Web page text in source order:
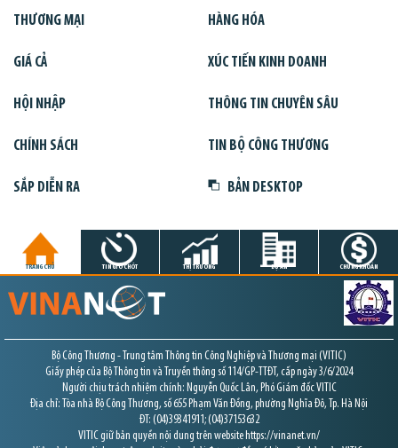
THƯƠNG MẠI HÀNG HÓA
GIÁ CẢ XÚC TIẾN KINH DOANH
HỘI NHẬP THÔNG TIN CHUYÊN SÂU
CHÍNH SÁCH TIN BỘ CÔNG THƯƠNG
SẮP DIỄN RA BẢN DESKTOP
TRANG CHỦ TIN GIỜ CHÓT THỊ TRƯỜNG DỰ ÁN CHỨNG KHOÁN
Bộ Công Thương - Trung tâm Thông tin Công Nghiệp và Thương mại (VITIC)
Giấy phép của Bộ Thông tin và Truyền thông số 114/GP-TTĐT, cấp ngày 3/6/2024
Người chịu trách nhiệm chính: Nguyễn Quốc Lân, Phó Giám đốc VITIC
Địa chỉ: Tòa nhà Bộ Công Thương, số 655 Phạm Văn Đồng, phường Nghĩa Đô, Tp. Hà Nội
ĐT: (04)39341911; (04)37153632
VITIC giữ bản quyền nội dung trên website https://vinanet.vn/